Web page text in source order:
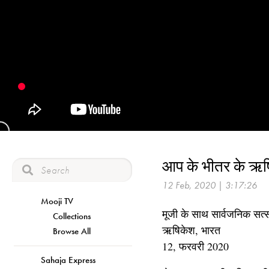
Mooji TV
Collections
Browse All
Sahaja Express
आप के भीतर के
12 Feb, 2020 | 3:17:26
मूजी के साथ सार्वजनिक
ऋषिकेश, भारत
12, फरवरी 2020